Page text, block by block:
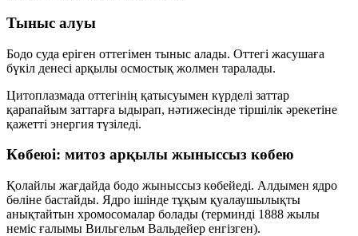
Тыныс алуы
Бодо суда еріген оттегімен тыныс алады. Оттегі жасушаға
бүкіл денесі арқылы осмостық жолмен таралады.
Цитоплазмада оттегінің қатысуымен күрделі заттар
қарапайым заттарға ыдырап, нәтижесінде тіршілік әрекетіне
қажетті энергия түзіледі.
Көбеюі: митоз арқылы жыныссыз көбею
Қолайлы жағдайда бодо жыныссыз көбейеді. Алдымен ядро
бөліне бастайды. Ядро ішінде тұқым қуалаушылықты
анықтайтын хромосомалар болады (терминді 1888 жылы
неміс ғалымы Вильгельм Вальдейер енгізген).